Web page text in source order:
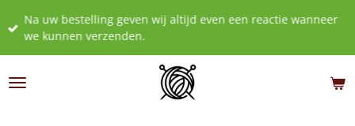
direct
hoofdinhoud
Na uw bestelling geven wij altijd even een reactie wanneer
we kunnen verzenden.